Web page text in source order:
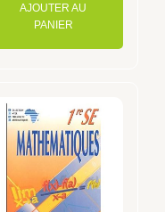
AJOUTER AU
PANIER